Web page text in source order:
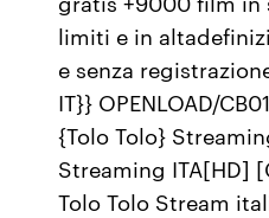
limiti e in
e senza
IT}} OPENLOAD/
{Tolo Tolo}
Streaming ITA[HD]
Tolo Tolo Stream